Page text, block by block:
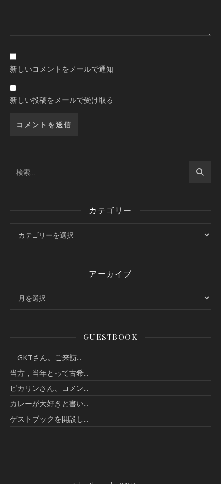
新しいコメントをメールで通知
新しい投稿をメールで受け取る
カテゴリー
アーカイブ
GUESTBOOK
GKTさん。ご来訪...
当方，当年とって古希...
ピカリンさん、コメン...
カレーが大好きと書い...
ゲストブックを開設し...